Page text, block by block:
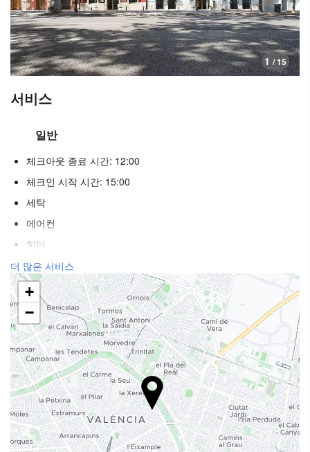
1 / 15
서비스
일반
체크아웃 종료 시간: 12:00
체크인 시작 시간: 15:00
세탁
에어컨
히터
승강기
장애인
불연자객실
흡연 구역
애완동물 동반 금지
리셉션 서비스
24시간 프런트 데스크
수하물 보관소
더 많은 서비스
+
−